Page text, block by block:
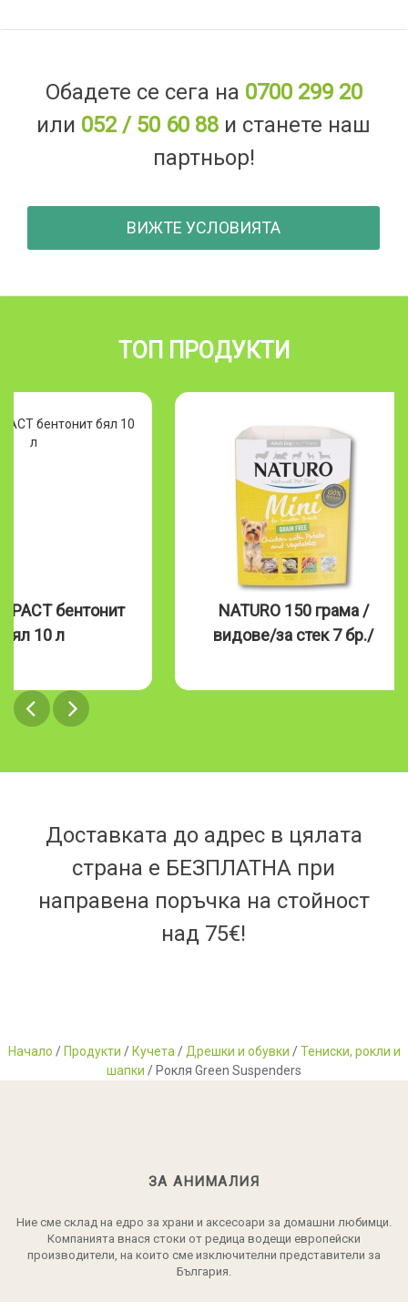
Обадете се сега на 0700 299 20
или 052 / 50 60 88 и станете наш
партньор!
ВИЖТЕ УСЛОВИЯТА
ТОП ПРОДУКТИ
бентонит
бял 10 л
NATURO 150 грама /
видове/за стек 7 бр./
Доставката до адрес в цялата
страна е БЕЗПЛАТНА при
направена поръчка на стойност
над 75€!
Начало / Продукти / Кучета / Дрешки и обувки /Тениски, рокли и
шапки / Рокля Green Suspenders
ЗА АНИМАЛИЯ
Ние сме склад на едро за храни и аксесоари за домашни любимци.
Компанията внася стоки от редица водещи европейски
производители, на които сме изключителни представители за
България.